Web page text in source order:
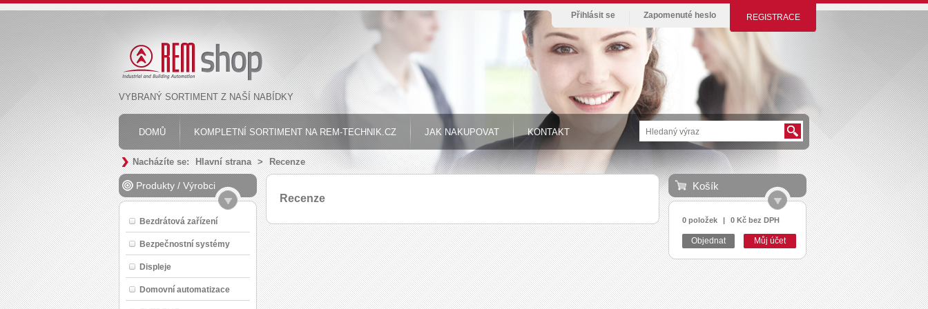
REGISTRACE
Přihlásit se Zapomenuté heslo
VYBRANÝ SORTIMENT Z NAŠÍ NABÍDKY
DOMŮ KOMPLETNÍ SORTIMENT NA REM-TECHNIK.CZ JAK NAKUPOVAT KONTAKT
Nacházíte se: Hlavní strana > Recenze
Produkty / Výrobci
Bezdrátová zařízení
Bezpečnostní systémy
Displeje
Domovní automatizace
Recenze
Košík
0 položek | 0 Kč bez DPH
Objednat Můj účet